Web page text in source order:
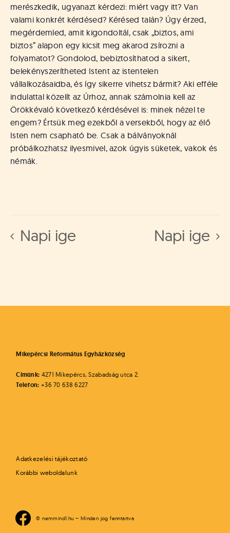
merészkedik, ugyanazt kérdezi: miért vagy itt? Van
valami konkrét kérdésed? Kérésed talán? Úgy érzed,
megérdemled, amit kigondoltál, csak „biztos, ami
biztos” alapon egy kicsit meg akarod zsírozni a
folyamatot? Gondolod, bebiztosíthatod a sikert,
belekényszerítheted Istent az istentelen
vállalkozásaidba, és így sikerre vihetsz bármit? Aki efféle
indulattal közelít az Úrhoz, annak számolnia kell az
Örökkévaló következő kérdésével is: minek nézel te
engem? Értsük meg ezekből a versekből, hogy az élő
Isten nem csapható be. Csak a bálványoknál
próbálkozhatsz ilyesmivel, azok úgyis süketek, vakok és
némák.
Napi ige Napi ige
Mikepércsi Református Egyházközség
Címünk: 4271 Mikepércs, Szabadság utca 2.
Telefon: +36 70 638 6227
Adatkezelési tájékoztató
Korábbi weboldalunk
© nemmind1.hu – Minden jog fenntartva